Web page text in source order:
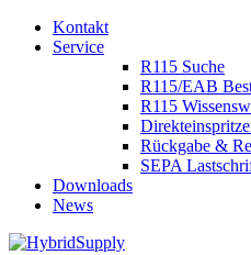
Kontakt
Service
R115 Suche
R115/EAB
R115
Rückgabe &
SEPA
Downloads
News